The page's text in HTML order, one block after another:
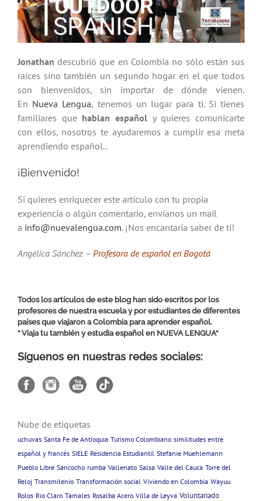
Jonathan descubrió que en Colombia no sólo están sus
raíces sino también un segundo hogar en el que todos
son bienvenidos, sin importar de dónde vienen.
En Nueva Lengua, tenemos un lugar para ti. Si tienes
familiares que hablan español y quieres comunicarte
con ellos, nosotros te ayudaremos a cumplir esa meta
aprendiendo español..
¡Bienvenido!
Si quieres enriquecer este artículo con tu propia
experiencia o algún comentario, envíanos un mail
a info@nuevalengua.com. ¡Nos encantaría saber de ti!
Angélica Sánchez – Profesora de español en Bogotá
Todos los artículos de este blog han sido escritos por los
profesores de nuestra escuela y por estudiantes de diferentes
países que viajaron a Colombia para aprender español.
“ Viaja tu también y estudia español en NUEVA LENGUA“
Síguenos en nuestras redes sociales:
Nube de etiquetas
uchuvas Santa Fe de Antioquia Turismo Colombiano similitudes entre
español y francés SIELE Residencia Estudiantil Stefanie Muehlemann
Pueblo Libre Sancocho rumba Vallenato Salsa Valle del Cauca Torre del
Reloj Transmilenio Transformación social Viviendo en Colombia Wayuu
Rolos Rio Claro Tamales Rosalba Acero Villa de Leyva Voluntariado